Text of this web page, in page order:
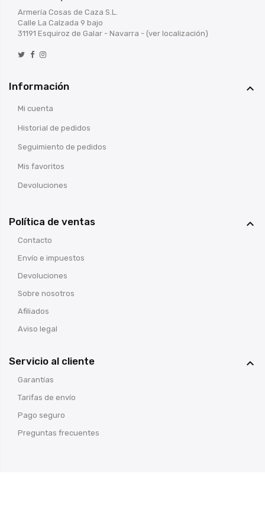
Armería Cosas de Caza S.L.
Calle La Calzada 9 bajo
31191 Esquiroz de Galar - Navarra - (ver localización)
Información 
Mi cuenta
Historial de pedidos
Seguimiento de pedidos
Mis favoritos
Devoluciones
Política de ventas 
Contacto
Envío e impuestos
Devoluciones
Sobre nosotros
Afiliados
Aviso legal
Servicio al cliente 
Garantías
Tarifas de envío
Pago seguro
Preguntas frecuentes